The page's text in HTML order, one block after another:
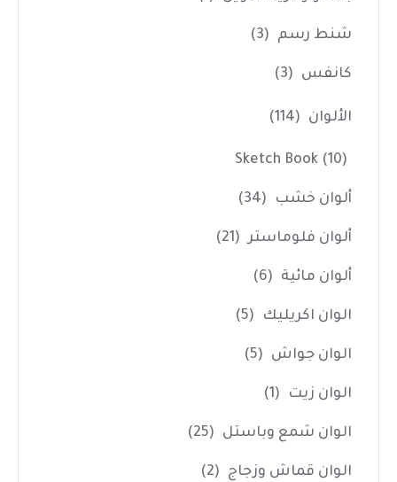
شنط رسم (3)
كانفس (3)
الألوان (114)
Sketch Book (10)
ألوان خشب (34)
ألوان فلوماستر (21)
ألوان مائية (6)
الوان اكريليك (5)
الوان جواش (5)
الوان زيت (1)
الوان شمع وباستل (25)
الوان قماش وزجاج (2)